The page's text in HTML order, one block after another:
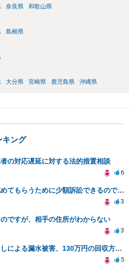
奈良県 和歌山県
島根県
大分県 宮崎県 鹿児島県 沖縄県
キング
の対応遅延に対する法的措置相談
6
クーリングオフを認めてもらうために少額訴訟できるのでしょうか。
3
ですが、相手の住所がわからない
3
上階の水出しっぱなしによる漏水被害、130万円の回収方法を相談したい
5